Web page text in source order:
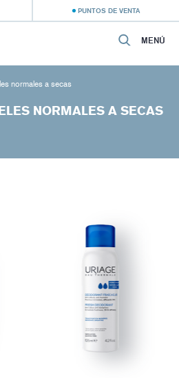
PUNTOS DE VENTA
MENÚ
normales a secas
NORMALES A SECAS